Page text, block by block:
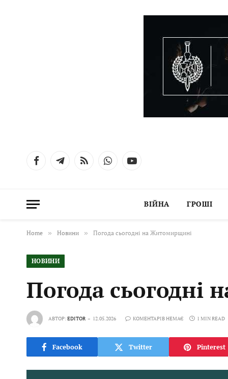
FacebookTelegramRSS WhatsAppYouTube
ВІЙНА ГРОШІ
Home » Новини » Погода сьогодні на Житомирщині
НОВИНИ
Погода
АВТОР:EDITOR 12.05.2026 КОМЕНТАРІВ НЕМАЄ 1 MIN READ
Facebook Twitter Pinterest